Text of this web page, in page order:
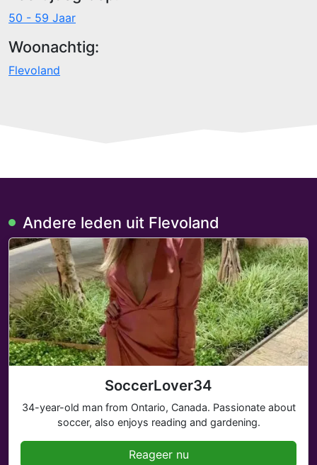
50 - 59 Jaar
Woonachtig:
Flevoland
Andere leden uit Flevoland
SoccerLover34
34-year-old man from Ontario, Canada. Passionate about
soccer, also enjoys reading and gardening.
Reageer nu